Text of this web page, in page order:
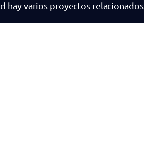
hay varios proyectos relacionados